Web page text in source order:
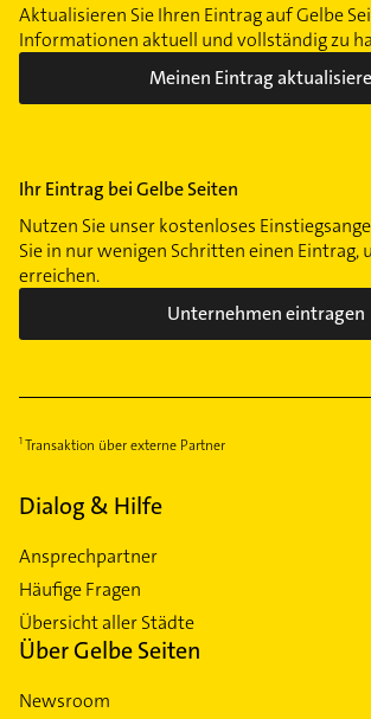
Aktualisieren Sie Ihren Eintrag auf Gelbe
Informationen aktuell und vollständig zu
Meinen Eintrag
Ihr Eintrag bei Gelbe Seiten
Nutzen Sie unser kostenloses
Sie in nur wenigen Schritten einen Eintrag,
erreichen.
Unternehmen eintragen
Transaktion über externe Partner
Dialog & Hilfe
Ansprechpartner
Häufige Fragen
Übersicht aller Städte
Über Gelbe Seiten
Newsroom